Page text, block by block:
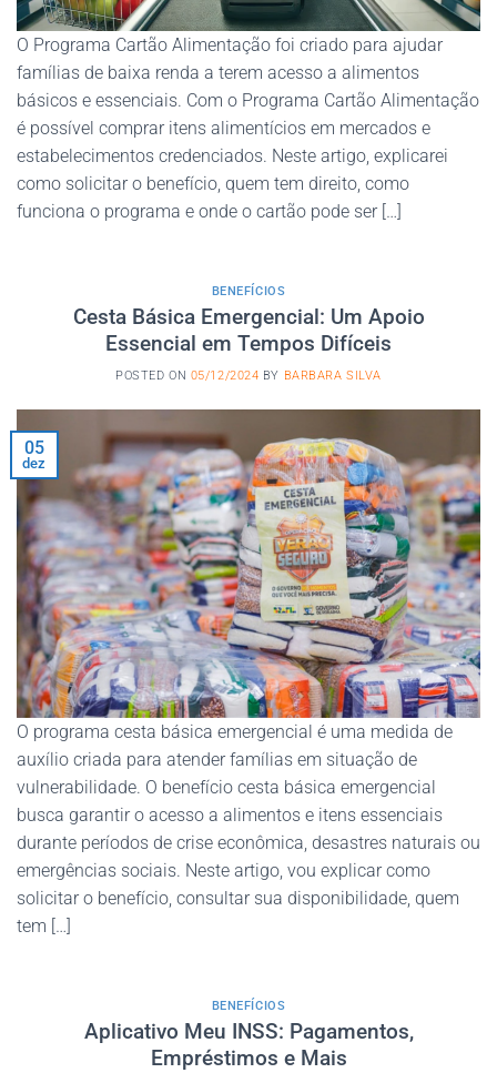
O Programa Cartão Alimentação foi criado para ajudar
famílias de baixa renda a terem acesso a alimentos
básicos e essenciais. Com o Programa Cartão Alimentação
é possível comprar itens alimentícios em mercados e
estabelecimentos credenciados. Neste artigo, explicarei
como solicitar o benefício, quem tem direito, como
funciona o programa e onde o cartão pode ser […]
BENEFÍCIOS
Cesta Básica Emergencial: Um Apoio
Essencial em Tempos Difíceis
POSTED ON 05/12/2024 BY BARBARA SILVA
05
dez
O programa cesta básica emergencial é uma medida de
auxílio criada para atender famílias em situação de
vulnerabilidade. O benefício cesta básica emergencial
busca garantir o acesso a alimentos e itens essenciais
durante períodos de crise econômica, desastres naturais ou
emergências sociais. Neste artigo, vou explicar como
solicitar o benefício, consultar sua disponibilidade, quem
tem […]
BENEFÍCIOS
Aplicativo Meu INSS: Pagamentos,
Empréstimos e Mais